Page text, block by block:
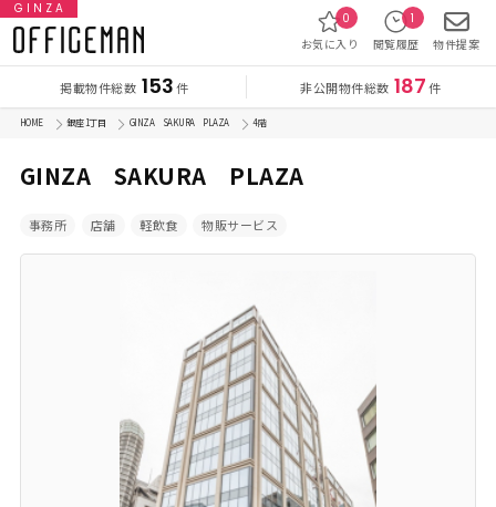
GINZA
掲載物件総数 153件 非公開物件総数 187 件
お気に入り
0
閲覧履歴
1
物件提案
HOME 銀座 1丁目 GINZA SAKURA PLAZA 4 階
GINZA SAKURA PLAZA
事務所 店舗 軽飲食 物販サービス